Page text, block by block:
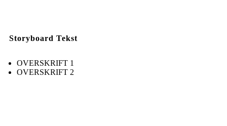
Storyboard Tekst
OVERSKRIFT 1
OVERSKRIFT 2